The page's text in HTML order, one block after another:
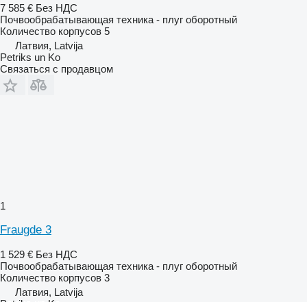
7 585 € Без НДС
Почвообрабатывающая техника - плуг оборотный
Количество корпусов 5
Латвия, Latvija
Petriks un Ko
Связаться с продавцом
1
Fraugde 3
1 529 € Без НДС
Почвообрабатывающая техника - плуг оборотный
Количество корпусов 3
Латвия, Latvija